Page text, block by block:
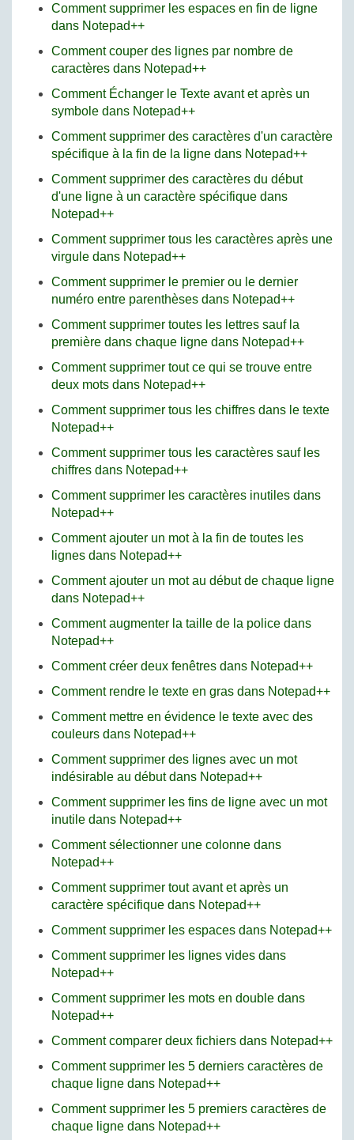
Comment supprimer les espaces en fin de ligne
dans Notepad++
Comment couper des lignes par nombre de
caractères dans Notepad++
Comment Échanger le Texte avant et après un
symbole dans Notepad++
Comment supprimer des caractères d'un caractère
spécifique à la fin de la ligne dans Notepad++
Comment supprimer des caractères du début
d'une ligne à un caractère spécifique dans
Notepad++
Comment supprimer tous les caractères après une
virgule dans Notepad++
Comment supprimer le premier ou le dernier
numéro entre parenthèses dans Notepad++
Comment supprimer toutes les lettres sauf la
première dans chaque ligne dans Notepad++
Comment supprimer tout ce qui se trouve entre
deux mots dans Notepad++
Comment supprimer tous les chiffres dans le texte
Notepad++
Comment supprimer tous les caractères sauf les
chiffres dans Notepad++
Comment supprimer les caractères inutiles dans
Notepad++
Comment ajouter un mot à la fin de toutes les
lignes dans Notepad++
Comment ajouter un mot au début de chaque ligne
dans Notepad++
Comment augmenter la taille de la police dans
Notepad++
Comment créer deux fenêtres dans Notepad++
Comment rendre le texte en gras dans Notepad++
Comment mettre en évidence le texte avec des
couleurs dans Notepad++
Comment supprimer des lignes avec un mot
indésirable au début dans Notepad++
Comment supprimer les fins de ligne avec un mot
inutile dans Notepad++
Comment sélectionner une colonne dans
Notepad++
Comment supprimer tout avant et après un
caractère spécifique dans Notepad++
Comment supprimer les espaces dans Notepad++
Comment supprimer les lignes vides dans
Notepad++
Comment supprimer les mots en double dans
Notepad++
Comment comparer deux fichiers dans Notepad++
Comment supprimer les 5 derniers caractères de
chaque ligne dans Notepad++
Comment supprimer les 5 premiers caractères de
chaque ligne dans Notepad++